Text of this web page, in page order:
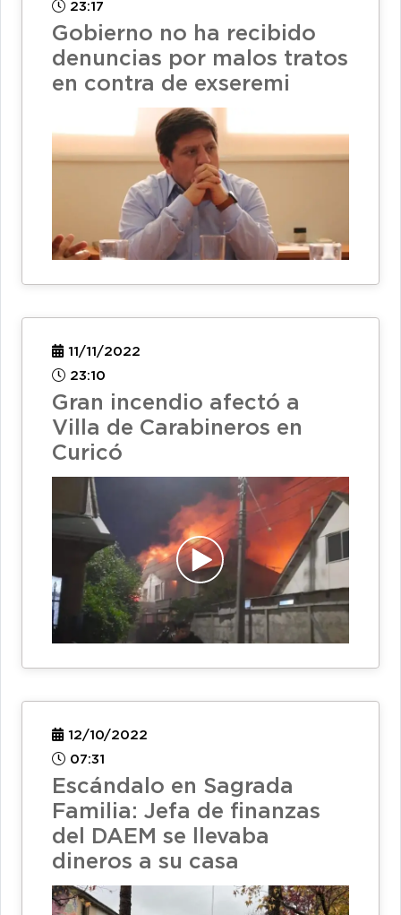
23:17
Gobierno no ha recibido
denuncias por malos tratos
en contra de exseremi
11/11/2022
23:10
Gran incendio afectó a
Villa de Carabineros en
Curicó
12/10/2022
07:31
Escándalo en Sagrada
Familia: Jefa de finanzas
del DAEM se llevaba
dineros a su casa